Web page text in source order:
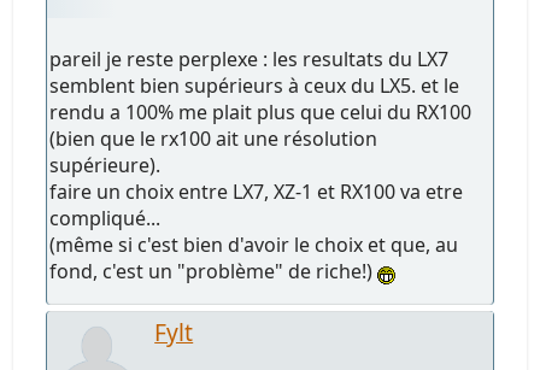
pareil je reste perplexe : les resultats du LX7
semblent bien supérieurs à ceux du LX5. et le
rendu a 100% me plait plus que celui du RX100
(bien que le rx100 ait une résolution
supérieure).
faire un choix entre LX7, XZ-1 et RX100 va etre
compliqué...
(même si c'est bien d'avoir le choix et que, au
fond, c'est un "problème" de riche!)
Fylt